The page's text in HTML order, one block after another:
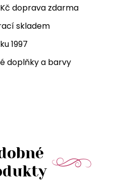
doprava zdarma
skladem
1997
doplňky a barvy